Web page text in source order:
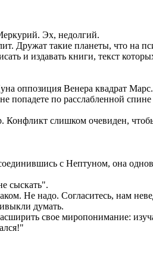
Эх, недолгий.
Дружат такие планеты, что
и издавать книги, текст
оппозиция Венера квадрат
попадете по расслабленной
Конфликт слишком очевиден,
с Нептуном, она
сыскать".
Не надо. Согласитесь, нам
думать.
свое миропонимание: